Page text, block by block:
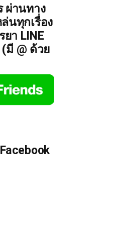
ผ่านทาง
นทุกเรื่อง
า LINE
มี @ ด้วย